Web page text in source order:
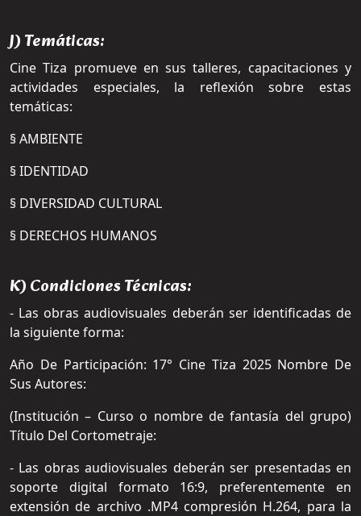
J) Temáticas:
Cine Tiza promueve en sus talleres, capacitaciones y
actividades especiales, la reflexión sobre estas
temáticas:
§ AMBIENTE
§ IDENTIDAD
§ DIVERSIDAD CULTURAL
§ DERECHOS HUMANOS
K) Condiciones Técnicas:
- Las obras audiovisuales deberán ser identificadas de
la siguiente forma:
Año De Participación: 17° Cine Tiza 2025 Nombre De
Sus Autores:
(Institución – Curso o nombre de fantasía del grupo)
Título Del Cortometraje:
- Las obras audiovisuales deberán ser presentadas en
soporte digital formato 16:9, preferentemente en
extensión de archivo .MP4 compresión H.264, para la